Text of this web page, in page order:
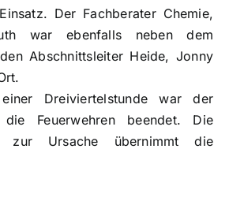
Der Fachberater Chemie,
war ebenfalls neben dem
Abschnittsleiter Heide, Jonny
Dreiviertelstunde war der
Feuerwehren beendet. Die
zur Ursache übernimmt die